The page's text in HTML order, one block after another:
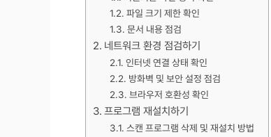
파일 크기 제한 확인
문서 내용 점검
네트워크 환경 점검하기
인터넷 연결 상태 확인
방화벽 및 보안 설정 점검
브라우저 호환성 확인
프로그램 재설치하기
스캔 프로그램 삭제 및 재설치 방법